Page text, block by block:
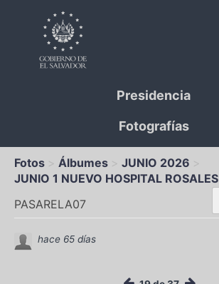
Presidencia
Fotografías
Fotos Álbumes
JUNIO 2026
JUNIO 1 NUEVO HOSPITAL ROSALES
PASARELA07
hace 65 días